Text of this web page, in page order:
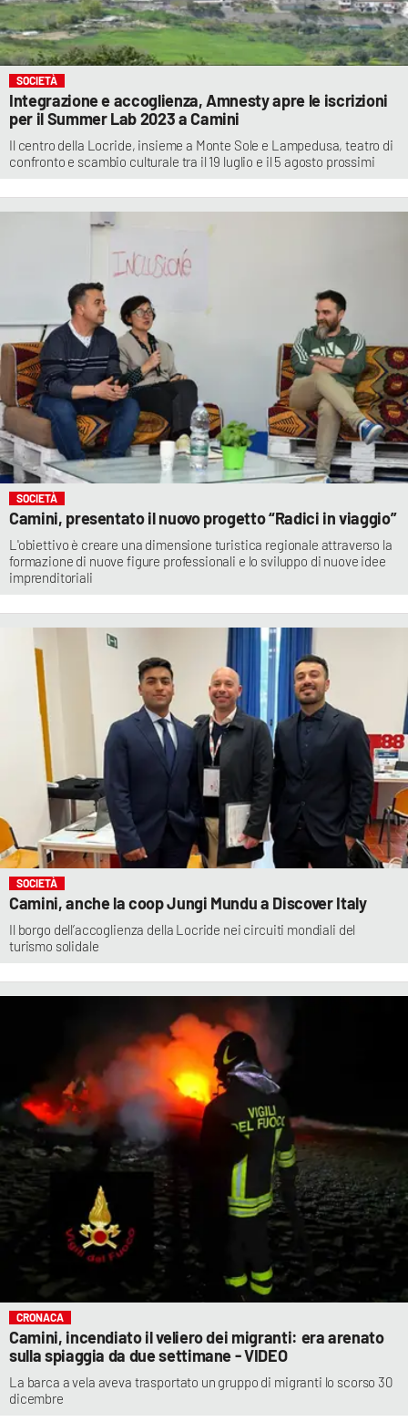
SOCIETÀ
Integrazione e accoglienza, Amnesty apre le iscrizioni
per il Summer Lab 2023 a Camini
Il centro della Locride, insieme a Monte Sole e Lampedusa, teatro di
confronto e scambio culturale tra il 19 luglio e il 5 agosto prossimi
SOCIETÀ
Camini, presentato il nuovo progetto “Radici in viaggio”
L'obiettivo è creare una dimensione turistica regionale attraverso la
formazione di nuove figure professionali e lo sviluppo di nuove idee
imprenditoriali
SOCIETÀ
Camini, anche la coop Jungi Mundu a Discover Italy
Il borgo dell’accoglienza della Locride nei circuiti mondiali del
turismo solidale
CRONACA
Camini, incendiato il veliero dei migranti: era arenato
sulla spiaggia da due settimane - VIDEO
La barca a vela aveva trasportato un gruppo di migranti lo scorso 30
dicembre